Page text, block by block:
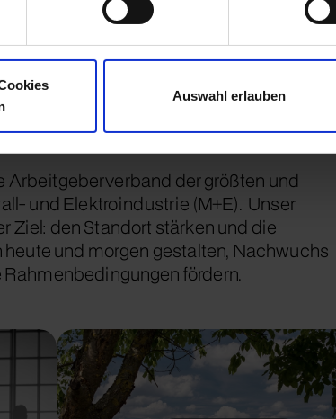
dieser Webseite können Sie selbst
Auswahl erlauben
der größten und
und Elektroindustrie (M+E). Unser
Ziel: den Standort stärken und die
heute und morgen gestalten, Nachwuchs
fördern.